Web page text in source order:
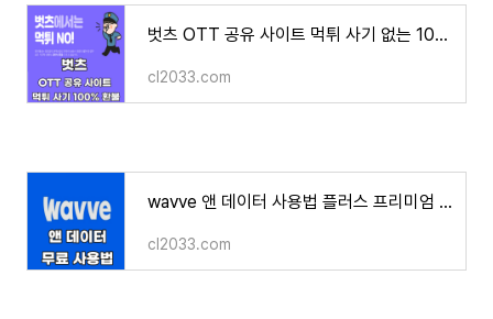
벗츠 OTT 공유 사이트 먹튀 사기 없는 100% 환불 보장제 이용 방법
cl2033.com
wavve 앤 데이터 사용법 플러스 프리미엄 무료 혜택 비교 SKT
cl2033.com